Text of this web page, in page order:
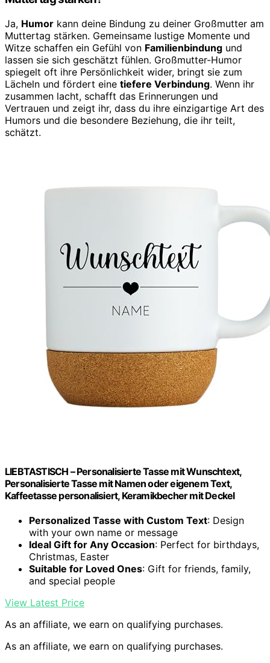
Ja, Humor kann deine Bindung zu deiner Großmutter am
Muttertag stärken. Gemeinsame lustige Momente und
Witze schaffen ein Gefühl von Familienbindung und
lassen sie sich geschätzt fühlen. Großmutter-Humor
spiegelt oft ihre Persönlichkeit wider, bringt sie zum
Lächeln und fördert eine tiefere Verbindung. Wenn ihr
zusammen lacht, schafft das Erinnerungen und
Vertrauen und zeigt ihr, dass du ihre einzigartige Art des
Humors und die besondere Beziehung, die ihr teilt,
schätzt.
LIEBTASTISCH – Personalisierte Tasse mit Wunschtext,
Personalisierte Tasse mit Namen oder eigenem Text,
Kaffeetasse personalisiert, Keramikbecher mit Deckel
Personalized Tasse with Custom Text: Design
with your own name or message
Ideal Gift for Any Occasion: Perfect for birthdays,
Christmas, Easter
Suitable for Loved Ones: Gift for friends, family,
and special people
View Latest Price
As an affiliate, we earn on qualifying purchases.
As an affiliate, we earn on qualifying purchases.